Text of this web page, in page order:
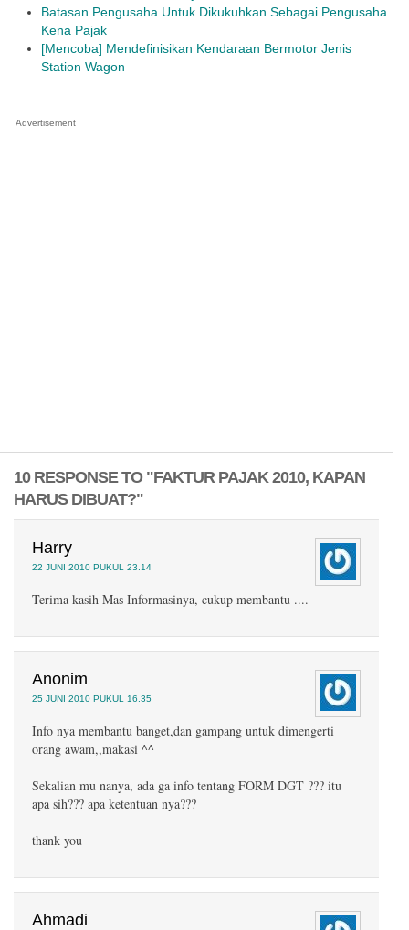
Batasan Pengusaha Untuk Dikukuhkan Sebagai Pengusaha
Kena Pajak
[Mencoba] Mendefinisikan Kendaraan Bermotor Jenis
Station Wagon
Advertisement
10 RESPONSE TO "FAKTUR PAJAK 2010, KAPAN
HARUS DIBUAT?"
Harry
22 JUNI 2010 PUKUL 23.14
Terima kasih Mas Informasinya, cukup membantu ....
Anonim
25 JUNI 2010 PUKUL 16.35
Info nya membantu banget,dan gampang untuk dimengerti
orang awam,,makasi ^^
Sekalian mu nanya, ada ga info tentang FORM DGT ??? itu
apa sih??? apa ketentuan nya???
thank you
Ahmadi